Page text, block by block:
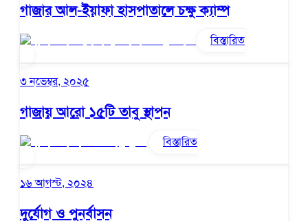
গাজার আল-ইয়াফা হাসপাতালে চক্ষু ক্যাম্প
বিস্তারিত
৩ নভেম্বর, ২০২৫
গাজায় আরো ১৫টি তাবু স্থাপন
বিস্তারিত
১৬ আগস্ট, ২০২৪
দুর্যোগ ও পুনর্বাসন